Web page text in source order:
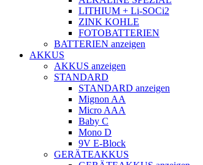
LITHIUM + Li-SOCi2
ZINK KOHLE
FOTOBATTERIEN
BATTERIEN anzeigen
AKKUS
AKKUS anzeigen
STANDARD
STANDARD anzeigen
Mignon AA
Micro AAA
Baby C
Mono D
9V E-Block
GERÄTEAKKUS